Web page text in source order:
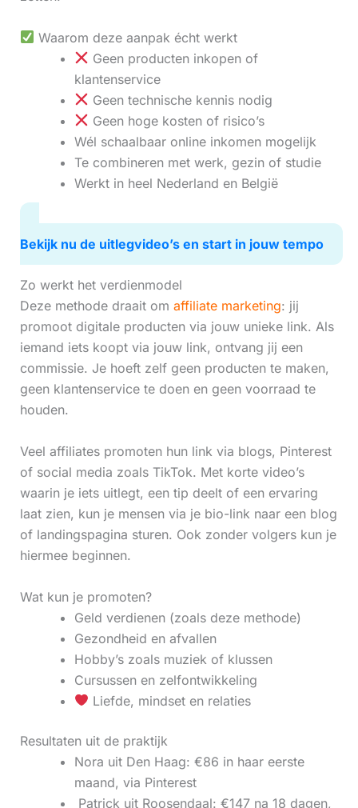
Waarom deze aanpak écht werkt
Geen producten inkopen of
klantenservice
Geen technische kennis nodig
Geen hoge kosten of risico’s
Wél schaalbaar online inkomen mogelijk
Te combineren met werk, gezin of studie
Werkt in heel Nederland en België
Bekijk nu de uitlegvideo’s en start in jouw tempo
Zo werkt het verdienmodel
Deze methode draait om affiliate marketing: jij
promoot digitale producten via jouw unieke link. Als
iemand iets koopt via jouw link, ontvang jij een
commissie. Je hoeft zelf geen producten te maken,
geen klantenservice te doen en geen voorraad te
houden.
Veel affiliates promoten hun link via blogs, Pinterest
of social media zoals TikTok. Met korte video’s
waarin je iets uitlegt, een tip deelt of een ervaring
laat zien, kun je mensen via je bio-link naar een blog
of landingspagina sturen. Ook zonder volgers kun je
hiermee beginnen.
Wat kun je promoten?
Geld verdienen (zoals deze methode)
Gezondheid en afvallen
Hobby’s zoals muziek of klussen
Cursussen en zelfontwikkeling
Liefde, mindset en relaties
Resultaten uit de praktijk
Nora uit Den Haag: €86 in haar eerste
maand, via Pinterest
‍ Patrick uit Roosendaal: €147 na 18 dagen,